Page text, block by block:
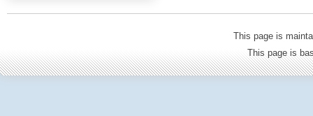
This page is
This page is